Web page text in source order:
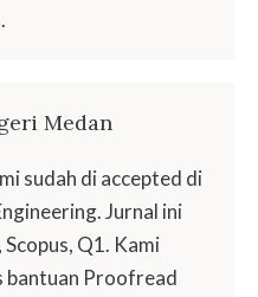
Medan
sudah di accepted di
Jurnal ini
Q1. Kami
bantuan Proofread